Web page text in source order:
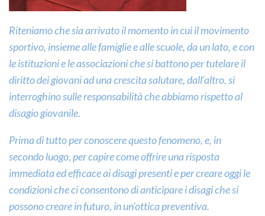
Riteniamo che sia arrivato il momento in cui il movimento
sportivo, insieme alle famiglie e alle scuole, da un lato, e con
le istituzioni e le associazioni che si battono per tutelare il
diritto dei giovani ad una crescita salutare, dall’altro, si
interroghino sulle responsabilità che abbiamo rispetto al
disagio giovanile.
Prima di tutto per conoscere questo fenomeno, e, in
secondo luogo, per capire come offrire una risposta
immediata ed efficace ai disagi presenti e per creare oggi le
condizioni che ci consentono di anticipare i disagi che si
possono creare in futuro, in un’ottica preventiva.